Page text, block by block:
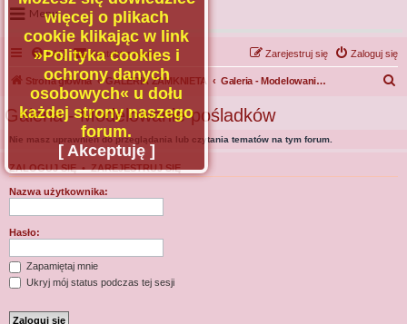
Menu
Portal
Facebook
Regulamin
Zapytaj administratora
Kontakt
FAQ Kontakt z nami Zaloguj się
Zarejestruj się
Strona główna GALERIA ZAMKNIETA Galeria - Modelowanie pośladków
Galeria - Modelowanie pośladków
Nie masz uprawnień do przeglądania lub czytania tematów na tym forum.
ZALOGUJ SIĘ•ZAREJESTRUJ SIĘ
Nazwa użytkownika:
Hasło:
Zapamiętaj mnie
Ukryj mój status podczas tej sesji
więcej o plikach
cookie klikając w link
»Polityka cookies i
ochrony danych
osobowych« u dołu
każdej strony naszego
forum.
[ Akceptuję ]